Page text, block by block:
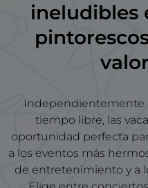
ineludibles
Independientemente
tiempo libre, las
oportunidad perfecta
a los eventos más
de entretenimiento y a